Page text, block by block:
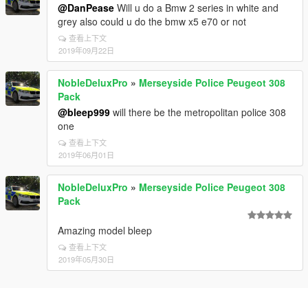
@DanPease Will u do a Bmw 2 series in white and
grey also could u do the bmw x5 e70 or not
查看上下文
2019年09月22日
NobleDeluxPro » Merseyside Police Peugeot 308
Pack
@bleep999 will there be the metropolitan police 308
one
查看上下文
2019年06月01日
NobleDeluxPro » Merseyside Police Peugeot 308
Pack
Amazing model bleep
查看上下文
2019年05月30日